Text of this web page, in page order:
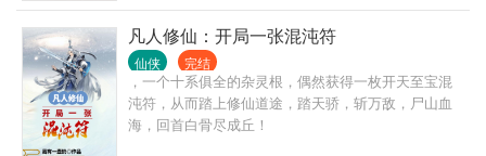
凡人修仙：开局一张混沌符
仙侠 完结
，一个十系俱全的杂灵根，偶然获得一枚开天至宝混
沌符，从而踏上修仙道途，踏天骄，斩万敌，尸山血
海，回首白骨尽成丘！